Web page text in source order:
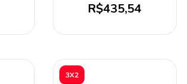
R$435,54
3X2